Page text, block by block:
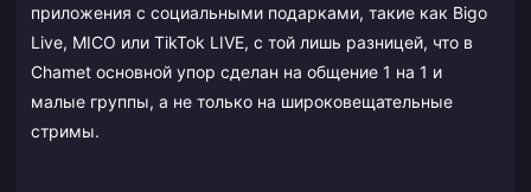
приложения с социальными подарками, такие как Bigo
Live, MICO или TikTok LIVE, с той лишь разницей, что в
Chamet основной упор сделан на общение 1 на 1 и
малые группы, а не только на широковещательные
стримы.